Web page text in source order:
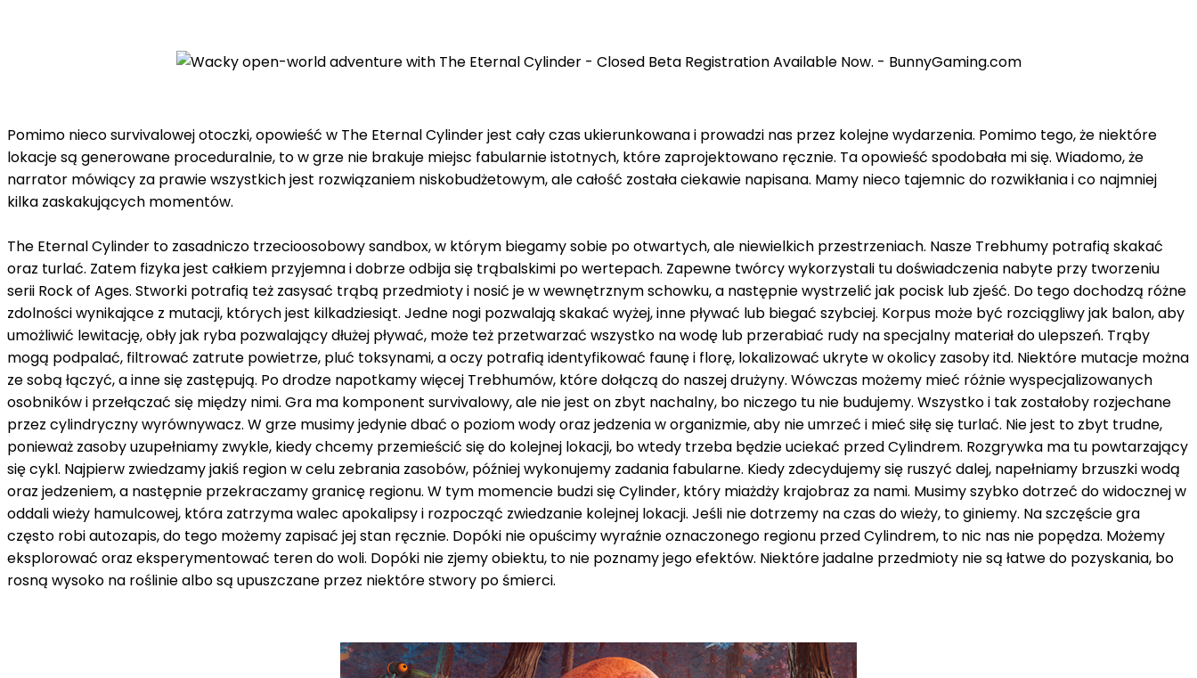
Pomimo nieco survivalowej otoczki, opowieść w The Eternal Cylinder jest cały czas ukierunkowana i prowadzi nas przez kolejne wydarzenia. Pomimo tego, że niektóre
lokacje są generowane proceduralnie, to w grze nie brakuje miejsc fabularnie istotnych, które zaprojektowano ręcznie. Ta opowieść spodobała mi się. Wiadomo, że
narrator mówiący za prawie wszystkich jest rozwiązaniem niskobudżetowym, ale całość została ciekawie napisana. Mamy nieco tajemnic do rozwikłania i co najmniej
kilka zaskakujących momentów.
The Eternal Cylinder to zasadniczo trzecioosobowy sandbox, w którym biegamy sobie po otwartych, ale niewielkich przestrzeniach. Nasze Trebhumy potrafią skakać
oraz turlać. Zatem fizyka jest całkiem przyjemna i dobrze odbija się trąbalskimi po wertepach. Zapewne twórcy wykorzystali tu doświadczenia nabyte przy tworzeniu
serii Rock of Ages. Stworki potrafią też zasysać trąbą przedmioty i nosić je w wewnętrznym schowku, a następnie wystrzelić jak pocisk lub zjeść. Do tego dochodzą różne
zdolności wynikające z mutacji, których jest kilkadziesiąt. Jedne nogi pozwalają skakać wyżej, inne pływać lub biegać szybciej. Korpus może być rozciągliwy jak balon, aby
umożliwić lewitację, obły jak ryba pozwalający dłużej pływać, może też przetwarzać wszystko na wodę lub przerabiać rudy na specjalny materiał do ulepszeń. Trąby
mogą podpalać, filtrować zatrute powietrze, pluć toksynami, a oczy potrafią identyfikować faunę i florę, lokalizować ukryte w okolicy zasoby itd. Niektóre mutacje można
ze sobą łączyć, a inne się zastępują. Po drodze napotkamy więcej Trebhumów, które dołączą do naszej drużyny. Wówczas możemy mieć różnie wyspecjalizowanych
osobników i przełączać się między nimi. Gra ma komponent survivalowy, ale nie jest on zbyt nachalny, bo niczego tu nie budujemy. Wszystko i tak zostałoby rozjechane
przez cylindryczny wyrównywacz. W grze musimy jedynie dbać o poziom wody oraz jedzenia w organizmie, aby nie umrzeć i mieć siłę się turlać. Nie jest to zbyt trudne,
ponieważ zasoby uzupełniamy zwykle, kiedy chcemy przemieścić się do kolejnej lokacji, bo wtedy trzeba będzie uciekać przed Cylindrem. Rozgrywka ma tu powtarzający
się cykl. Najpierw zwiedzamy jakiś region w celu zebrania zasobów, później wykonujemy zadania fabularne. Kiedy zdecydujemy się ruszyć dalej, napełniamy brzuszki wodą
oraz jedzeniem, a następnie przekraczamy granicę regionu. W tym momencie budzi się Cylinder, który miażdży krajobraz za nami. Musimy szybko dotrzeć do widocznej w
oddali wieży hamulcowej, która zatrzyma walec apokalipsy i rozpocząć zwiedzanie kolejnej lokacji. Jeśli nie dotrzemy na czas do wieży, to giniemy. Na szczęście gra
często robi autozapis, do tego możemy zapisać jej stan ręcznie. Dopóki nie opuścimy wyraźnie oznaczonego regionu przed Cylindrem, to nic nas nie popędza. Możemy
eksplorować oraz eksperymentować teren do woli. Dopóki nie zjemy obiektu, to nie poznamy jego efektów. Niektóre jadalne przedmioty nie są łatwe do pozyskania, bo
rosną wysoko na roślinie albo są upuszczane przez niektóre stwory po śmierci.